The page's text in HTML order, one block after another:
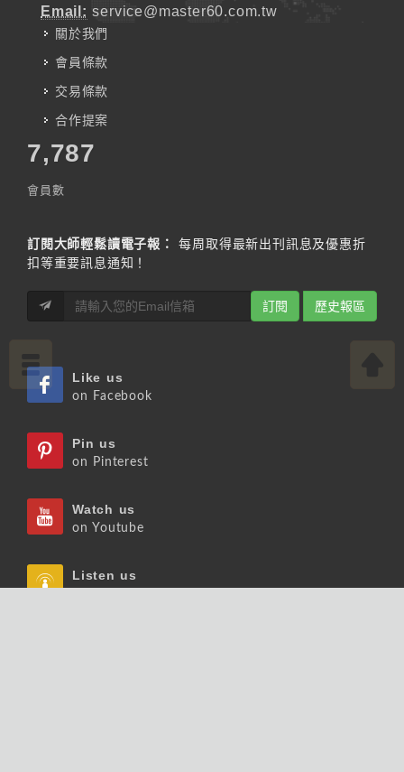
Email: service@master60.com.tw
關於我們
會員條款
交易條款
合作提案
7,787
會員數
訂閱大師輕鬆讀電子報：
每周取得最新出刊訊息及優惠折
扣等重要訊息通知！
訂閱 歷史報區
Like us
on Facebook
Pin us
on Pinterest
Watch us
on Youtube
Listen us